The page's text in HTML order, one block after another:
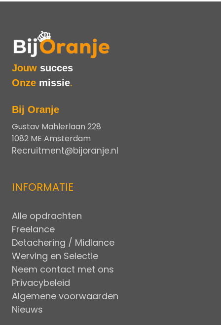
Jouw succes
Onze missie.
Bij Oranje
Gustav Mahlerlaan 228
1082 ME Amsterdam
Recruitment@bijoranje.nl
INFORMATIE
Alle opdrachten
Freelance
Detachering / Midlance
Werving en Selectie
Neem contact met ons
Privacybeleid
Algemene voorwaarden
Nieuws